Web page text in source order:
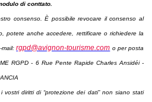
di conttato.
consenso. È possibile revocare il consenso al
potete anche accedere, rettificare o richiedere la
mail:rgpd@avignon-tourisme.com o per posta
RGPD - 6 Rue Pente Rapide Charles Ansidéi -
diritti di “protezione dei dati” non siano stati